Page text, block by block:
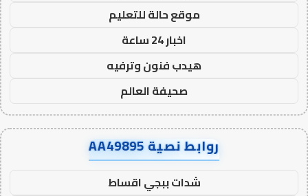
موقع حالة للتعليم
اخبار 24 ساعة
هيدب فنون وترفيه
صحيفة العالم
روابط نصية AA49895
شدات ببجي اقساط